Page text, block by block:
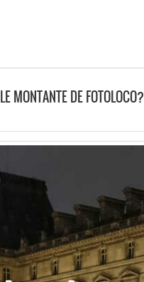
MONTANTE DE FOTOLOCO?